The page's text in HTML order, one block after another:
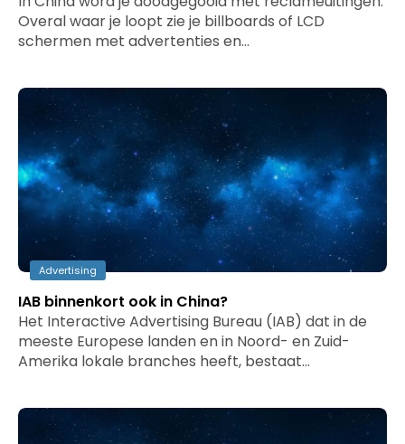
Overal waar je loopt zie je billboards of LCD
schermen met advertenties en…
Advertising
IAB binnenkort ook in China?
Het Interactive Advertising Bureau (IAB) dat in de
meeste Europese landen en in Noord- en Zuid-
Amerika lokale branches heeft, bestaat…